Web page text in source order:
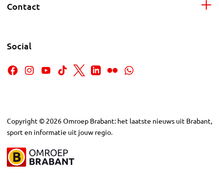
Contact
Social
Copyright © 2026Omroep Brabant: het laatste nieuws uit Brabant,
sport en informatie uit jouw regio.